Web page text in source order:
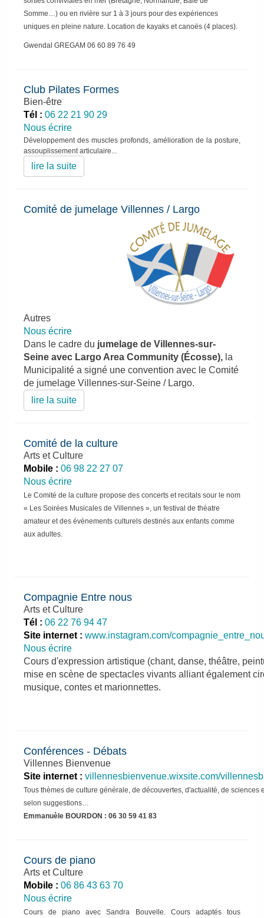
Somme…) ou en rivière sur 1 à 3 jours pour des expériences
uniques en pleine nature. Location de kayaks et canoës (4 places).
Gwendal GREGAM 06 60 89 76 49
Club Pilates Formes
Bien-être
Tél : 06 22 21 90 29
Nous écrire
Développement des muscles profonds, amélioration de la posture,
assouplissement articulaire...
lire la suite
Comité de jumelage Villennes / Largo
Autres
Nous écrire
Dans le cadre du jumelage de Villennes-sur-
Seine avec Largo Area ­Community (Écosse), la
Municipalité a signé une convention avec le ­Comité
de jumelage Villennes-sur-Seine / Largo.
lire la suite
Comité de la culture
Arts et Culture
Mobile : 06 98 22 27 07
Nous écrire
Le Comité de la culture propose des concerts et recitals sour le nom
« Les Soirées Musicales de Villennes », un festival de théatre
amateur et des évènements culturels destinés aux enfants comme
aux adultes.
Compagnie Entre nous
Arts et Culture
Tél : 06 22 76 94 47
Site internet : www.instagram.com/
Nous écrire
Cours d'expression artistique (chant, danse, théâtre,
mise en scène de spectacles vivants alliant également
musique, contes et marionnettes.
Conférences - Débats
Villennes Bienvenue
Site internet : villennesbienvenue.wixsite.com/
Tous thèmes de culture générale, de découvertes, d'actualité, de sciences
selon suggestions…
Emmanuèle BOURDON : 06 30 59 41 83
Cours de piano
Arts et Culture
Mobile : 06 86 43 63 70
Nous écrire
Cours de piano avec Sandra Bouvelle. Cours adaptés tous